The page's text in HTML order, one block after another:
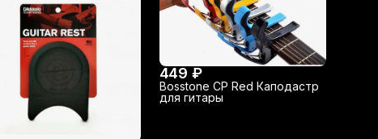
449 ₽
Bosstone CP Red Каподастр
для гитары